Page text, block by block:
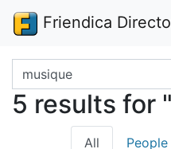
Friendica
Search terms
5 results for
All People